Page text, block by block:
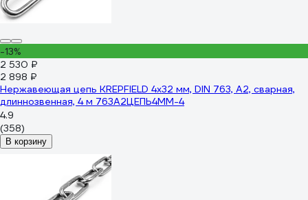
-13%
2 530 ₽
2 898 ₽
Нержавеющая цепь KREPFIELD 4x32 мм, DIN 763, А2, сварная,
длиннозвенная, 4 м 763А2ЦЕПЬ4ММ-4
4.9
(358)
В корзину